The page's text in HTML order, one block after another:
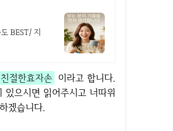
BEST/ 지
친절한효자손 이라고 합니다.
으시면 읽어주시고 너따위
겠습니다.